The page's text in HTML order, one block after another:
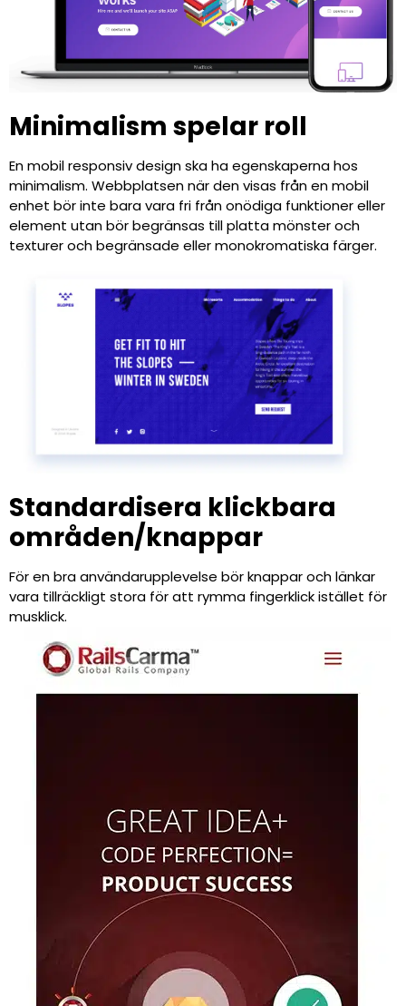
Minimalism spelar roll
En mobil responsiv design ska ha egenskaperna hos
minimalism. Webbplatsen när den visas från en mobil
enhet bör inte bara vara fri från onödiga funktioner eller
element utan bör begränsas till platta mönster och
texturer och begränsade eller monokromatiska färger.
Standardisera klickbara
områden/knappar
För en bra användarupplevelse bör knappar och länkar
vara tillräckligt stora för att rymma fingerklick istället för
musklick.